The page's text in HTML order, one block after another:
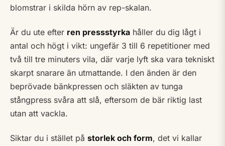
blomstrar i skilda hörn av rep-skalan.
Är du ute efter ren pressstyrka håller du dig lågt i
antal och högt i vikt: ungefär 3 till 6 repetitioner med
två till tre minuters vila, där varje lyft ska vara tekniskt
skarpt snarare än utmattande. I den änden är den
beprövade bänkpressen och släkten av tunga
stångpress svåra att slå, eftersom de bär riktig last
utan att vackla.
Siktar du i stället på storlek och form, det vi kallar